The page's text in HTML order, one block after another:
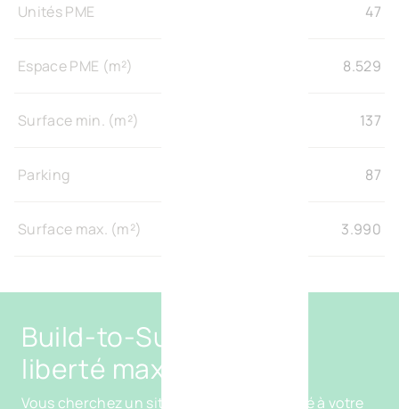
Unités PME 47
Espace PME (m²) 8.529
Surface min. (m²) 137
Parking 87
Surface max. (m²) 3.990
Build-to-Suit avec une
liberté maximale
Vous cherchez un site parfaitement adapté à votre